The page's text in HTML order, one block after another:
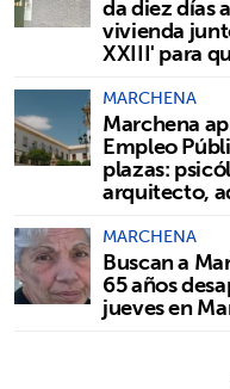
da diez días
vivienda
XXIII' para
MARCHENA
Marchena
Empleo
plazas:
arquitecto,
MARCHENA
Buscan a
65 años
jueves en